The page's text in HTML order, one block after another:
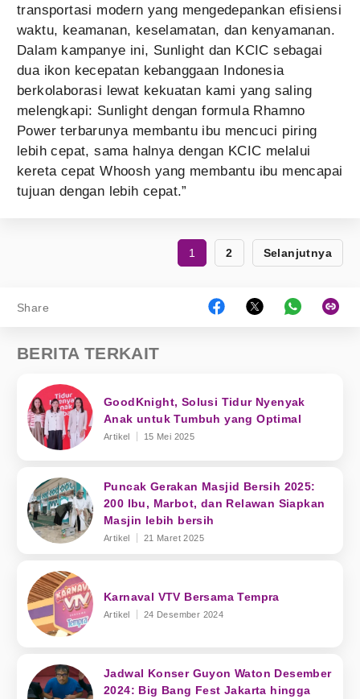
transportasi modern yang mengedepankan efisiensi
waktu, keamanan, keselamatan, dan kenyamanan.
Dalam kampanye ini, Sunlight dan KCIC sebagai
dua ikon kecepatan kebanggaan Indonesia
berkolaborasi lewat kekuatan kami yang saling
melengkapi: Sunlight dengan formula Rhamno
Power terbarunya membantu ibu mencuci piring
lebih cepat, sama halnya dengan KCIC melalui
kereta cepat Whoosh yang membantu ibu mencapai
tujuan dengan lebih cepat.”
1 2 Selanjutnya
Share
BERITA TERKAIT
GoodKnight, Solusi Tidur Nyenyak
Anak untuk Tumbuh yang Optimal
Artikel 15 Mei 2025
Puncak Gerakan Masjid Bersih 2025:
200 Ibu, Marbot, dan Relawan Siapkan
Masjin lebih bersih
Artikel 21 Maret 2025
Karnaval VTV Bersama Tempra
Artikel 24 Desember 2024
Jadwal Konser Guyon Waton Desember
2024: Big Bang Fest Jakarta hingga